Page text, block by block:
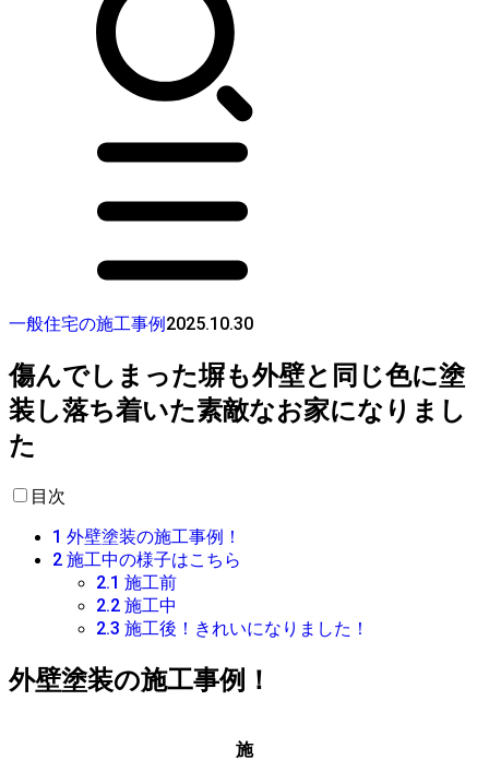
一般住宅の施工事例 2025.10.30
傷んでしまった塀も外壁と同じ色に塗
装し落ち着いた素敵なお家になりまし
た
目次
1 外壁塗装の施工事例！
2 施工中の様子はこちら
2.1 施工前
2.2 施工中
2.3 施工後！きれいになりました！
外壁塗装の施工事例！
施